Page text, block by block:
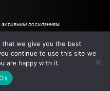
посиланням.
РЕКЛАМА НА САЙТІ
that we give you the best
continue to use this site we
are happy with it.